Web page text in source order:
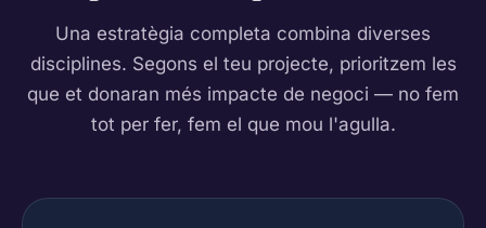
Una estratègia completa combina diverses
disciplines. Segons el teu projecte, prioritzem les
que et donaran més impacte de negoci — no fem
tot per fer, fem el que mou l'agulla.